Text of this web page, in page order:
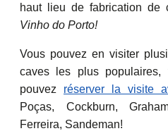
haut lieu de fabrication de
Vinho do Porto!
Vous pouvez en visiter
caves les plus
pouvez réserver la visite
Poças, Cockburn,
Ferreira, Sandeman!